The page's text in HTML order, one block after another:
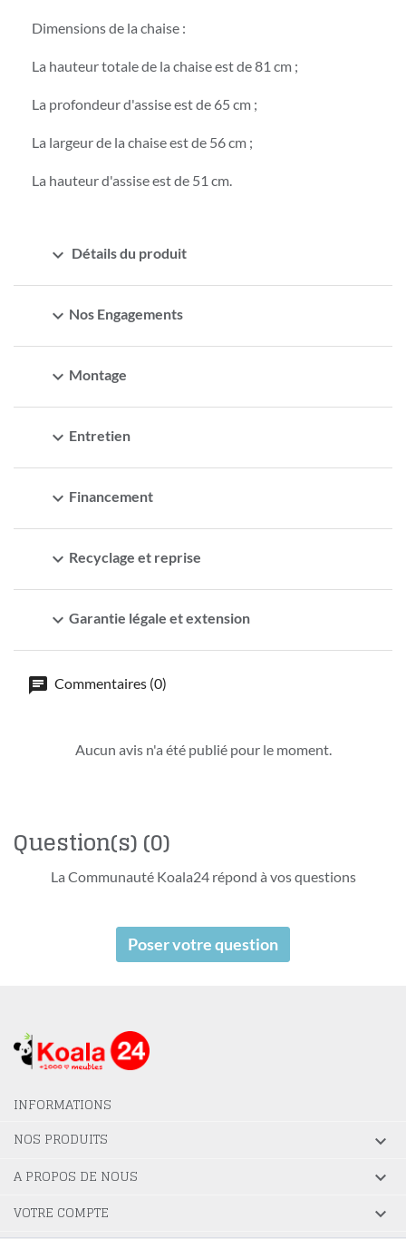
Dimensions de la chaise :
La hauteur totale de la chaise est de 81 cm ;
La profondeur d'assise est de 65 cm ;
La largeur de la chaise est de 56 cm ;
La hauteur d'assise est de 51 cm.
expand_more Détails du produit
expand_more Nos Engagements
expand_more Montage
expand_more Entretien
expand_more Financement
expand_more Recyclage et reprise
expand_more Garantie légale et extension
Commentaires (0)
Aucun avis n'a été publié pour le moment.
Question(s)(0)
La Communauté Koala24 répond à vos questions
Poser votre question
INFORMATIONS
NOS PRODUITS

A PROPOS DE NOUS 
VOTRE COMPTE 